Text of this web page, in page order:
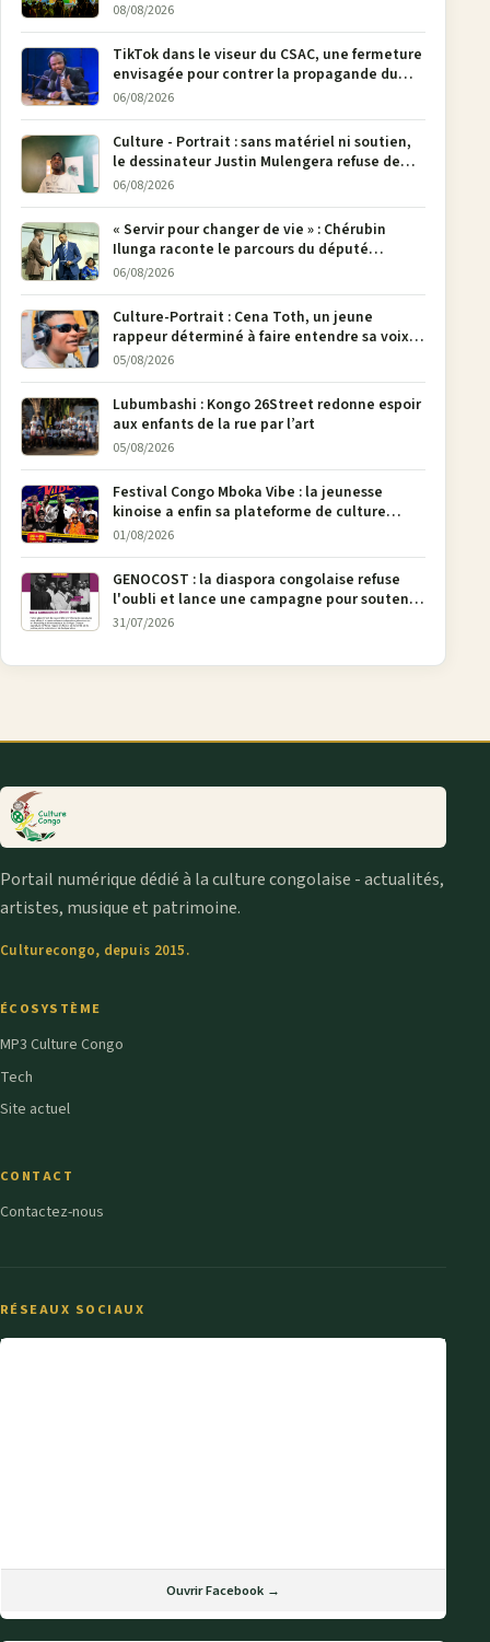
08/08/2026
TikTok dans le viseur du CSAC, une fermeture
envisagée pour contrer la propagande du
M23
06/08/2026
Culture - Portrait : sans matériel ni soutien,
le dessinateur Justin Mulengera refuse de
poser son crayon
06/08/2026
« Servir pour changer de vie » : Chérubin
Ilunga raconte le parcours du député
national Jethro Muyombi Tshimbu en 137
06/08/2026
Culture-Portrait : Cena Toth, un jeune
rappeur déterminé à faire entendre sa voix à
Bunia
05/08/2026
Lubumbashi : Kongo 26Street redonne espoir
aux enfants de la rue par l’art
05/08/2026
Festival Congo Mboka Vibe : la jeunesse
kinoise a enfin sa plateforme de culture
urbaine
01/08/2026
GENOCOST : la diaspora congolaise refuse
l'oubli et lance une campagne pour soutenir
la pétition FONAREV depuis Bruxelles
31/07/2026
Portail numérique dédié à la culture congolaise - actualités,
artistes, musique et patrimoine.
Culturecongo, depuis 2015.
ÉCOSYSTÈME
MP3 Culture Congo
Tech
Site actuel
CONTACT
Contactez-nous
RÉSEAUX SOCIAUX
Ouvrir Facebook →